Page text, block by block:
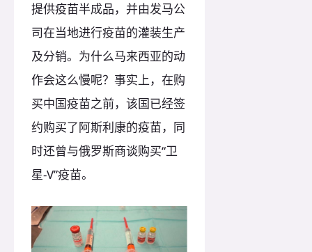
提供疫苗半成品，并由发马公
司在当地进行疫苗的灌装生产
及分销。为什么马来西亚的动
作会这么慢呢？事实上，在购
买中国疫苗之前，该国已经签
约购买了阿斯利康的疫苗，同
时还曾与俄罗斯商谈购买“卫
星-V”疫苗。